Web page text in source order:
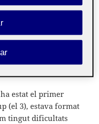
El Llindar va servir
reflexió i alhora
Durant tot aquest
fet avançar i
ha estat el primer
(el 3), estava format
tingut dificultats